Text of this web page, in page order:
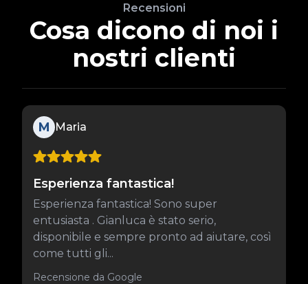
Recensioni
Cosa dicono di noi i
nostri clienti
M Maria
Esperienza fantastica!
Esperienza fantastica! Sono super
entusiasta . Gianluca è stato serio,
disponibile e sempre pronto ad aiutare, così
come tutti gli...
Recensione da Google